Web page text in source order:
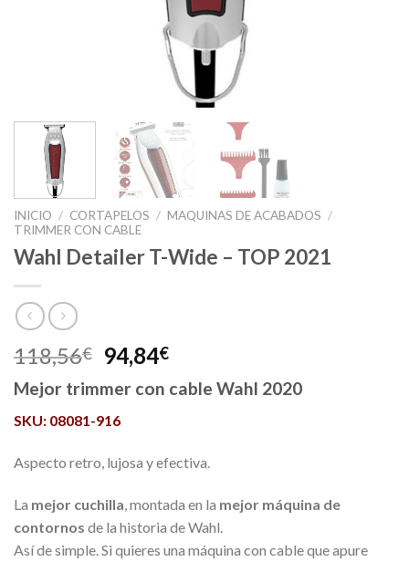
INICIO / CORTAPELOS / MAQUINAS DE ACABADOS /
TRIMMER CON CABLE
Wahl Detailer T-Wide – TOP 2021
118,56€
El
precio
original
era:
94,84€El
precio
actual
Mejor trimmer con cable Wahl 2020
SKU: 08081-916
Aspecto retro, lujosa y efectiva.
La mejor cuchilla , montada en la mejor máquina de
contornos de la historia de Wahl.
Así de simple. Si quieres una máquina con cable que apure